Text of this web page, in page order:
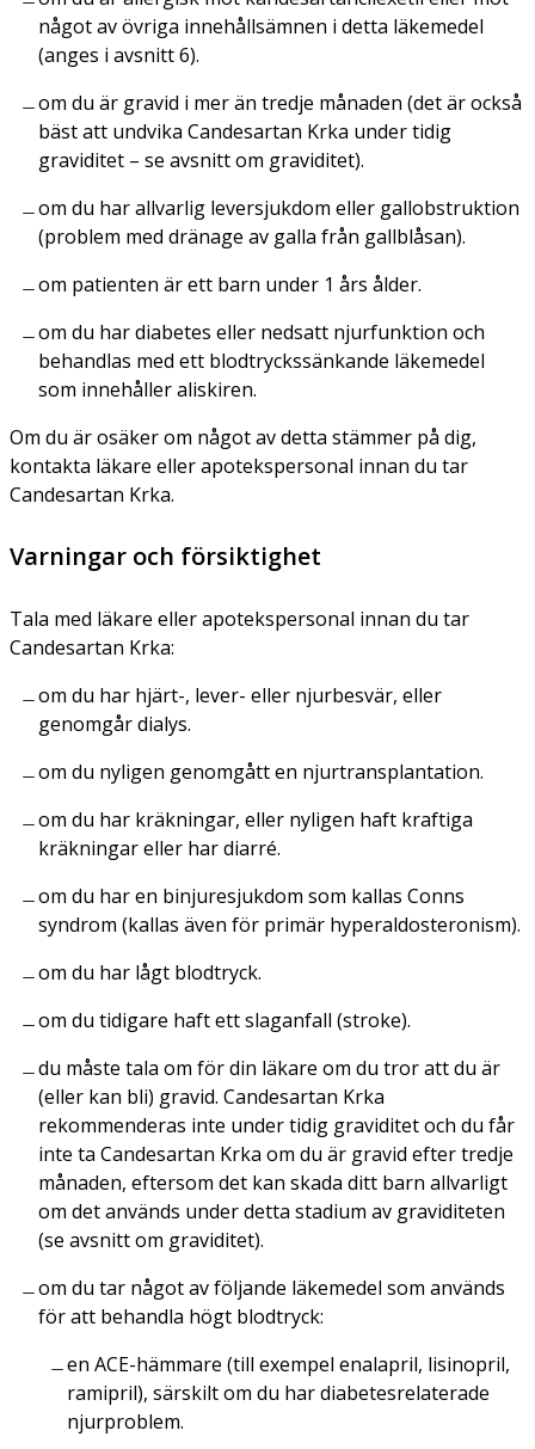
något av övriga innehållsämnen i detta läkemedel
(anges i avsnitt 6).
om du är gravid i mer än tredje månaden (det är också
bäst att undvika Candesartan Krka under tidig
graviditet – se avsnitt om graviditet).
om du har allvarlig leversjukdom eller gallobstruktion
(problem med dränage av galla från gallblåsan).
om patienten är ett barn under 1 års ålder.
om du har diabetes eller nedsatt njurfunktion och
behandlas med ett blodtryckssänkande läkemedel
som innehåller aliskiren.
Om du är osäker om något av detta stämmer på dig,
kontakta läkare eller apotekspersonal innan du tar
Candesartan Krka.
Varningar och försiktighet
Tala med läkare eller apotekspersonal innan du tar
Candesartan Krka:
om du har hjärt-, lever- eller njurbesvär, eller
genomgår dialys.
om du nyligen genomgått en njurtransplantation.
om du har kräkningar, eller nyligen haft kraftiga
kräkningar eller har diarré.
om du har en binjuresjukdom som kallas Conns
syndrom (kallas även för primär hyperaldosteronism).
om du har lågt blodtryck.
om du tidigare haft ett slaganfall (stroke).
du måste tala om för din läkare om du tror att du är
(eller kan bli) gravid. Candesartan Krka
rekommenderas inte under tidig graviditet och du får
inte ta Candesartan Krka om du är gravid efter tredje
månaden, eftersom det kan skada ditt barn allvarligt
om det används under detta stadium av graviditeten
(se avsnitt om graviditet).
om du tar något av följande läkemedel som används
för att behandla högt blodtryck:
en ACE-hämmare (till exempel enalapril, lisinopril,
ramipril), särskilt om du har diabetesrelaterade
njurproblem.